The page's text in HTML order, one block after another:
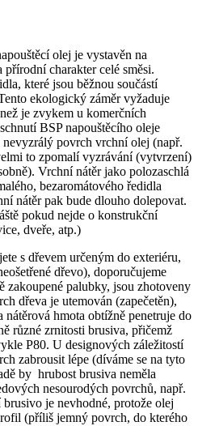
olej je vystavěn na
charakter celé směsi.
které jsou běžnou součástí
ekologický záměr vyžaduje
je zvykem u komerčních
BSP napouštěcího oleje
povrch vrchní olej (např.
to zpomalí vyzrávání (vytvrzení)
Vrchní nátěr jako polozaschlá
bezaromátového ředidla
nátěr pak bude dlouho dolepovat.
pokud nejde o konstrukční
dveře, atp.)
s dřevem určeným do exteriéru,
dřevo), doporučujeme
palubky, jsou zhotoveny
dřeva je utemován (zapečetěn),
hmota obtížně penetruje do
různé zrnitosti brusiva, přičemž
P80. U designových záležitostí
zabrousit lépe (díváme se na tyto
by hrubost brusiva neměla
nesourodých povrchů, např.
je nevhodné, protože olej
(příliš jemný povrch, do kterého